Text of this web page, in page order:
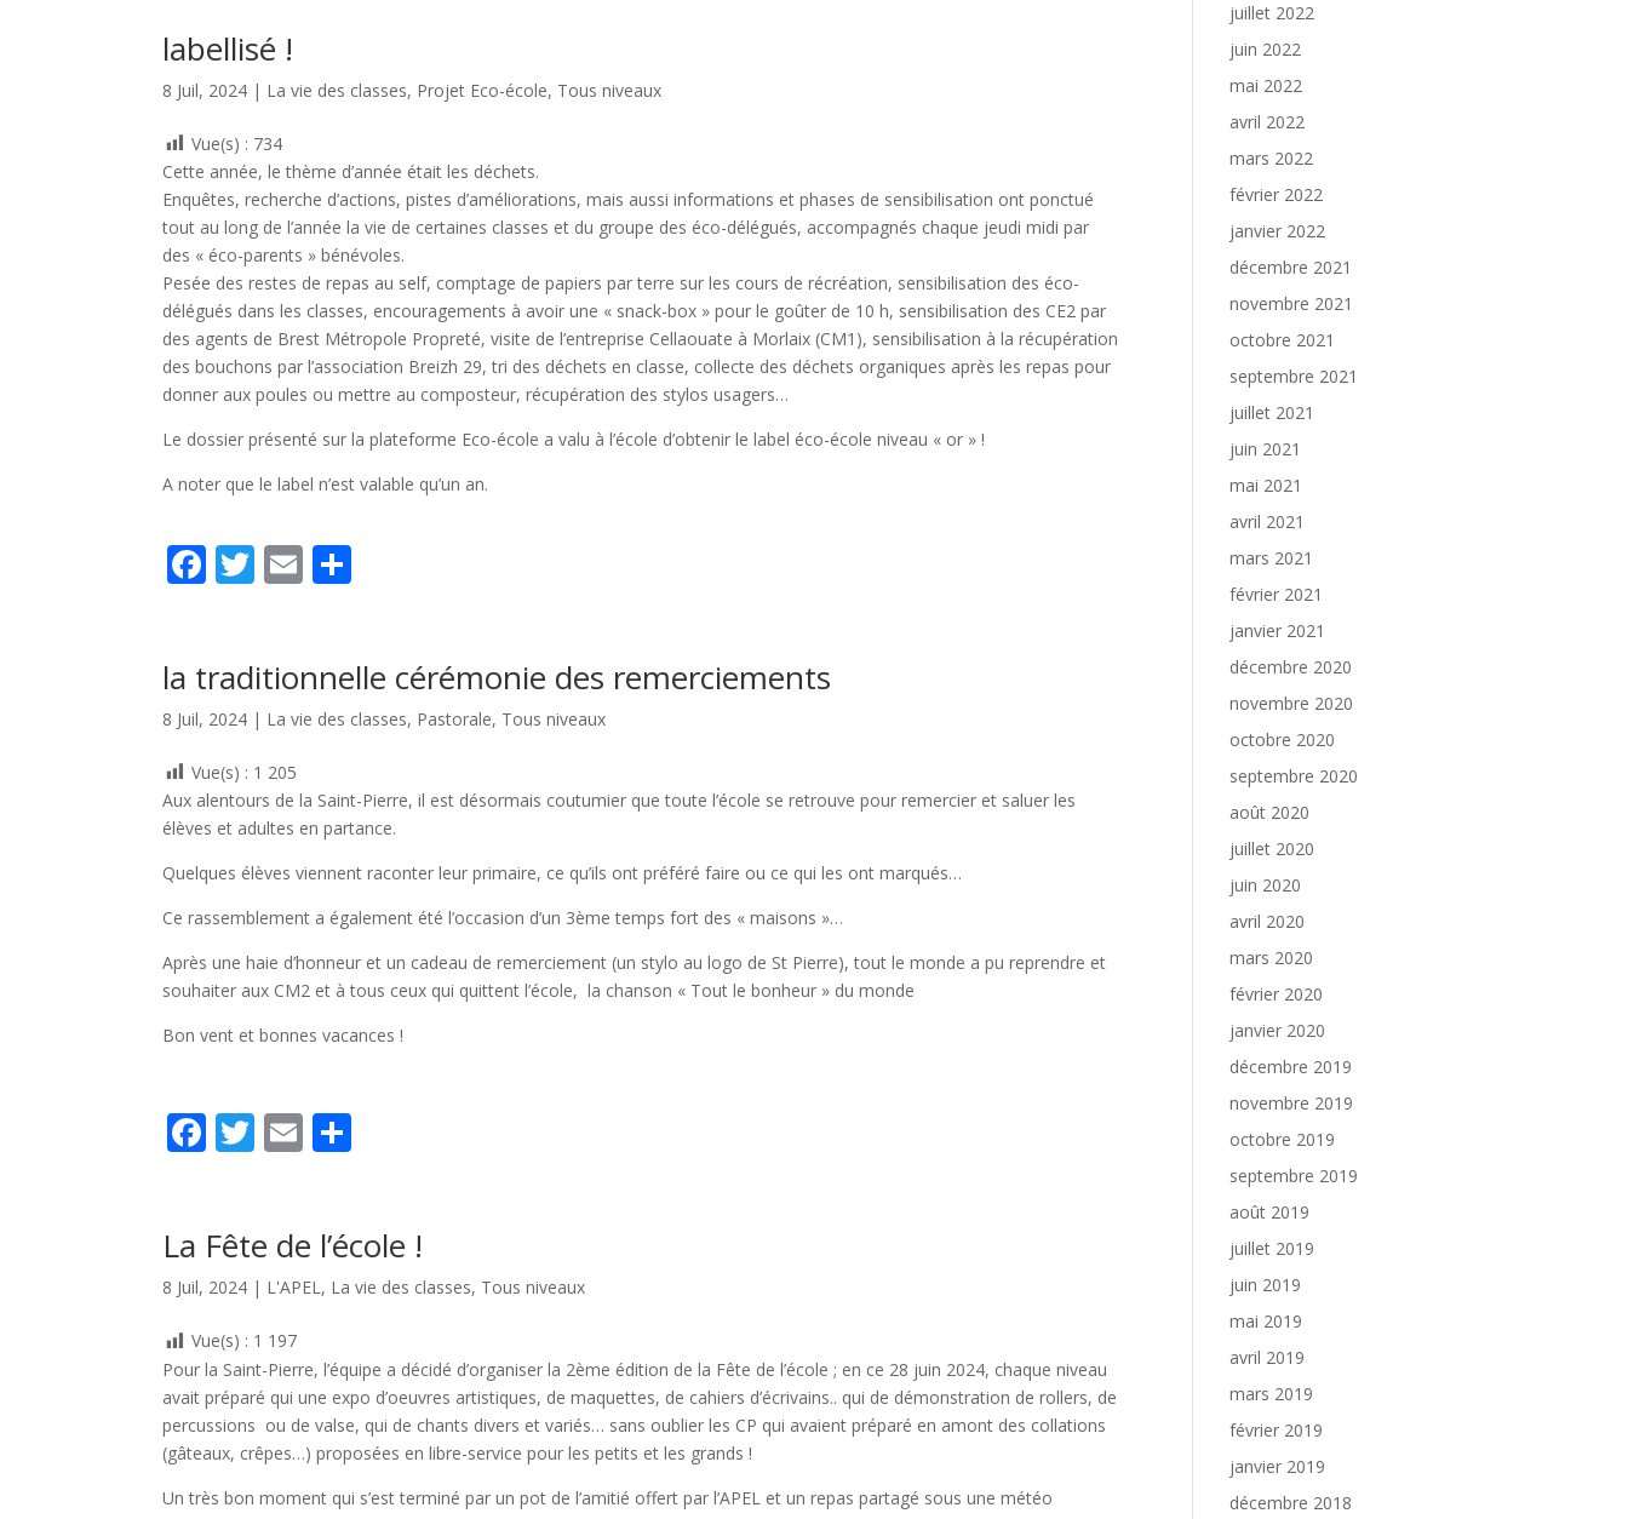
b
o
o
k
er
er
labellisé !
8 Juil, 2024 | La vie des classes, Projet Eco-école, Tous niveaux
Vue(s) : 734
Cette année, le thème d’année était les déchets.
Enquêtes, recherche d’actions, pistes d’améliorations, mais aussi informations et phases de sensibilisation ont ponctué
tout au long de l’année la vie de certaines classes et du groupe des éco-délégués, accompagnés chaque jeudi midi par
des « éco-parents » bénévoles.
Pesée des restes de repas au self, comptage de papiers par terre sur les cours de récréation, sensibilisation des éco-
délégués dans les classes, encouragements à avoir une « snack-box » pour le goûter de 10 h, sensibilisation des CE2 par
des agents de Brest Métropole Propreté, visite de l’entreprise Cellaouate à Morlaix (CM1), sensibilisation à la récupération
des bouchons par l’association Breizh 29, tri des déchets en classe, collecte des déchets organiques après les repas pour
donner aux poules ou mettre au composteur, récupération des stylos usagers…
Le dossier présenté sur la plateforme Eco-école a valu à l’école d’obtenir le label éco-école niveau « or » !
A noter que le label n’est valable qu’un an.
F
b
o
o
k
T
er
E
l g
er
la traditionnelle cérémonie des remerciements
8 Juil, 2024 | La vie des classes, Pastorale, Tous niveaux
Vue(s) : 1 205
Aux alentours de la Saint-Pierre, il est désormais coutumier que toute l’école se retrouve pour remercier et saluer les
élèves et adultes en partance.
Quelques élèves viennent raconter leur primaire, ce qu’ils ont préféré faire ou ce qui les ont marqués…
Ce rassemblement a également été l’occasion d’un 3ème temps fort des « maisons »…
Après une haie d’honneur et un cadeau de remerciement (un stylo au logo de St Pierre), tout le monde a pu reprendre et
souhaiter aux CM2 et à tous ceux qui quittent l’école, la chanson « Tout le bonheur » du monde
Bon vent et bonnes vacances !
F
b
o
o
k
T
er
E
l g
er
La Fête de l’école !
8 Juil, 2024 | L'APEL, La vie des classes, Tous niveaux
Vue(s) : 1 197
Pour la Saint-Pierre, l’équipe a décidé d’organiser la 2ème édition de la Fête de l’école ; en ce 28 juin 2024, chaque niveau
avait préparé qui une expo d’oeuvres artistiques, de maquettes, de cahiers d’écrivains.. qui de démonstration de rollers, de
percussions ou de valse, qui de chants divers et variés… sans oublier les CP qui avaient préparé en amont des collations
(gâteaux, crêpes…) proposées en libre-service pour les petits et les grands !
Un très bon moment qui s’est terminé par un pot de l’amitié offert par l’APEL et un repas partagé sous une météo
juillet 2022
juin 2022
mai 2022
avril 2022
mars 2022
février 2022
janvier 2022
décembre 2021
novembre 2021
octobre 2021
septembre 2021
juillet 2021
juin 2021
mai 2021
avril 2021
mars 2021
février 2021
janvier 2021
décembre 2020
novembre 2020
octobre 2020
septembre 2020
août 2020
juillet 2020
juin 2020
avril 2020
mars 2020
février 2020
janvier 2020
décembre 2019
novembre 2019
octobre 2019
septembre 2019
août 2019
juillet 2019
juin 2019
mai 2019
avril 2019
mars 2019
février 2019
janvier 2019
décembre 2018